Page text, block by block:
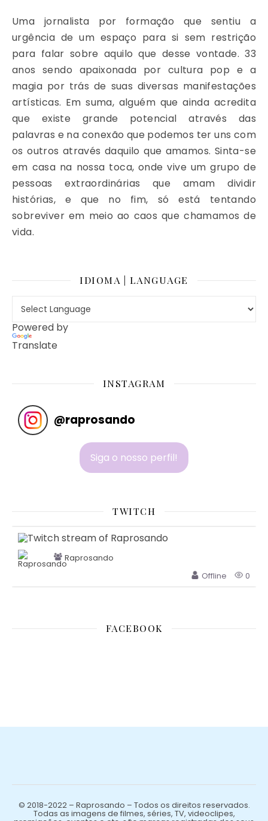
Uma jornalista por formação que sentiu a
urgência de um espaço para si sem restrição
para falar sobre aquilo que desse vontade. 33
anos sendo apaixonada por cultura pop e a
magia por trás de suas diversas manifestações
artísticas. Em suma, alguém que ainda acredita
que existe grande potencial através das
palavras e na conexão que podemos ter uns com
os outros através daquilo que amamos. Sinta-se
em casa na nossa toca, onde vive um grupo de
pessoas extraordinárias que amam dividir
histórias, e que no fim, só está tentando
sobreviver em meio ao caos que chamamos de
vida.
IDIOMA | LANGUAGE
Powered by
Translate
INSTAGRAM
@raprosando
Siga o nosso perfil!
TWITCH
Raprosando
Offline
0
FACEBOOK
© 2018-2022 – Raprosando – Todos os direitos reservados.
Todas as imagens de filmes, séries, TV, videoclipes,